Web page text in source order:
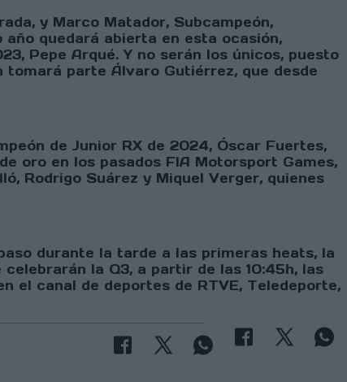
y Marco Matador, Subcampeón,
quedará abierta en esta ocasión,
Pepe Arqué. Y no serán los únicos, puesto
tomará parte Álvaro Gutiérrez, que desde
de Junior RX de 2024, Óscar Fuertes,
oro en los pasados FIA Motorsport Games,
Rodrigo Suárez y Miquel Verger, quienes
durante la tarde a las primeras heats, la
la Q3, a partir de las 10:45h, las
el canal de deportes de RTVE, Teledeporte,